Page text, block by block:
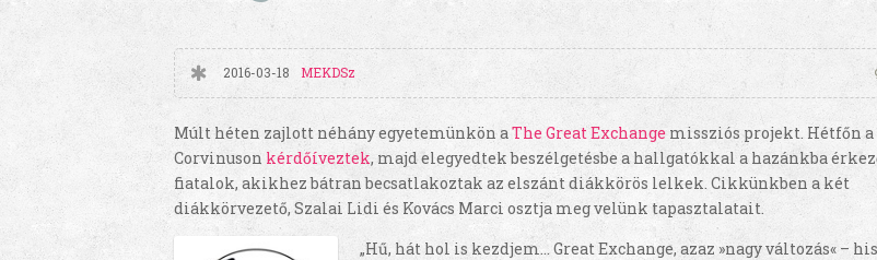
2016-03-18 MEKDSz
Múlt héten zajlott néhány egyetemünkön aThe Great Exchange missziós projekt. Hétfőn a
Corvinuson kérdőíveztek, majd elegyedtek beszélgetésbe a hallgatókkal a hazánkba
fiatalok, akikhez bátran becsatlakoztak az elszánt diákkörös lelkek. Cikkünkben a két
diákkörvezető, Szalai Lidi és Kovács Marci osztja meg velünk tapasztalatait.
„Hű, hát hol is kezdjem… Great Exchange, azaz »nagy változás« –